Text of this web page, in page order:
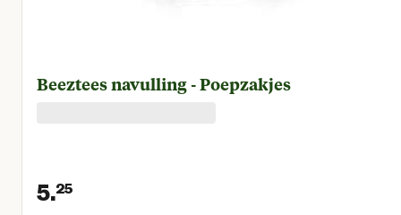
Beeztees navulling - Poepzakjes
5.25